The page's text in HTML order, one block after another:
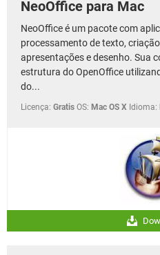
NeoOffice para Mac
NeoOffice é um pacote com
processamento de texto,
apresentações e desenho. Sua
estrutura do OpenOffice
do...
Licença: Gratis OS: Mac OS X Idioma: